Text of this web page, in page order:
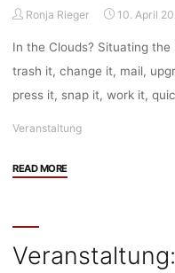
Ronja Rieger 10. April
In the Clouds? Situating
trash it, change it, mail,
press it, snap it, work it,
Veranstaltung
READ MORE"Veranstaltung:
Situating
the
Veranstaltung: